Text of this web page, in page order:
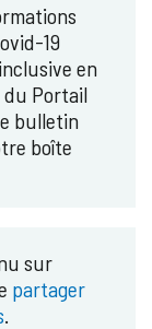
19
en
du Portail
bulletin
boîte
sur
partager